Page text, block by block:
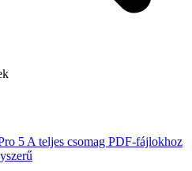
5 A teljes csomag PDF-fájlokhoz